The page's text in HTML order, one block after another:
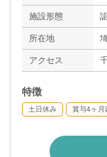
施設形態
所在地
アクセス
特徴
土日休み 賞与4ヶ月